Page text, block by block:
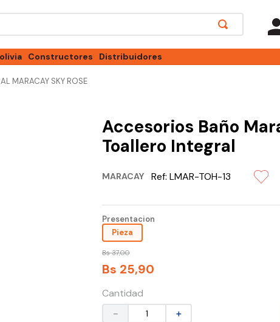
Constructores Distribuidores
MARACAY SKY ROSE
Accesorios Baño
Toallero Integral
MARACAY Ref: LMAR-TOH-13
Presentacion
Pieza
Bs 37,00
Bs 25,90
Cantidad
＋
－